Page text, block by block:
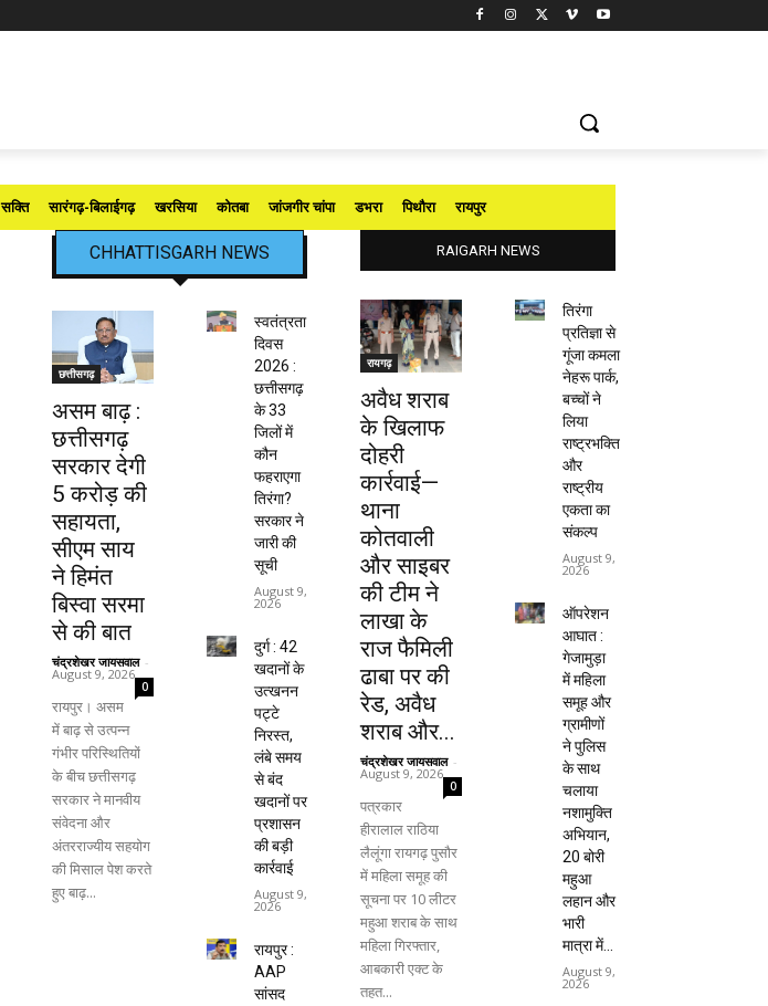
सक्ति सारंगढ़-बिलाईगढ़ खरसिया कोतबा जांजगीर चांपा डभरा पिथौरा रायपुर
CHHATTISGARH NEWS
छत्तीसगढ़
असम बाढ़ :
छत्तीसगढ़
सरकार देगी
5 करोड़ की
सहायता,
सीएम साय
ने हिमंत
बिस्वा सरमा
से की बात
चंद्रशेखर जायसवाल -
August 9, 2026
0
रायपुर। असम
में बाढ़ से उत्पन्न
गंभीर परिस्थितियों
के बीच छत्तीसगढ़
सरकार ने मानवीय
संवेदना और
अंतरराज्यीय सहयोग
की मिसाल पेश करते
हुए बाढ़...
स्वतंत्रता
दिवस
2026 :
छत्तीसगढ़
के 33
जिलों में
कौन
फहराएगा
तिरंगा?
सरकार ने
जारी की
सूची
August 9,
2026
दुर्ग : 42
खदानों के
उत्खनन
पट्टे
निरस्त,
लंबे समय
से बंद
खदानों पर
प्रशासन
की बड़ी
कार्रवाई
August 9,
2026
रायपुर :
AAP
सांसद
RAIGARH NEWS
रायगढ़
अवैध शराब
के खिलाफ
दोहरी
कार्रवाई—
थाना
कोतवाली
और साइबर
की टीम ने
लाखा के
राज फैमिली
ढाबा पर की
रेड, अवैध
शराब और...
चंद्रशेखर जायसवाल -
August 9, 2026
0
पत्रकार
हीरालाल राठिया
लैलूंगा रायगढ़ पुसौर
में महिला समूह की
सूचना पर 10 लीटर
महुआ शराब के साथ
महिला गिरफ्तार,
आबकारी एक्ट के
तहत...
तिरंगा
प्रतिज्ञा से
गूंजा कमला
नेहरू पार्क,
बच्चों ने
लिया
राष्ट्रभक्ति
और
राष्ट्रीय
एकता का
संकल्प
August 9,
2026
ऑपरेशन
आघात :
गेजामुड़ा
में महिला
समूह और
ग्रामीणों
ने पुलिस
के साथ
चलाया
नशामुक्ति
अभियान,
20 बोरी
महुआ
लहान और
भारी
मात्रा में...
August 9,
2026